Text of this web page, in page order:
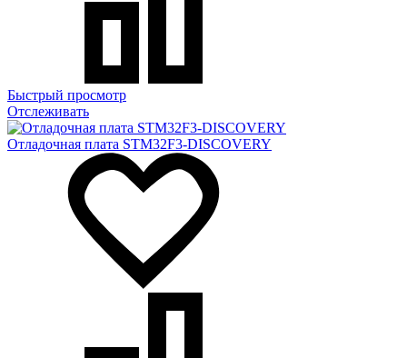
Быстрый просмотр
Отслеживать
Отладочная плата STM32F3-DISCOVERY